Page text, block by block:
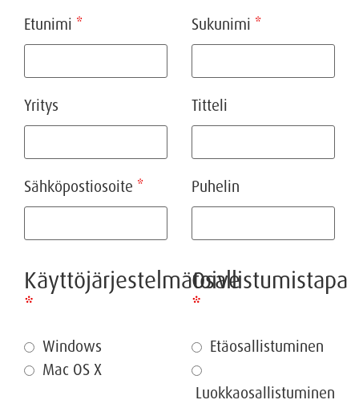
Etunimi * Sukunimi *
Yritys Titteli
Sähköpostiosoite * Puhelin
Käyttöjärjestelmätoive
*
Windows
Mac OS X
Osallistumistapa
*
Etäosallistuminen
Luokkaosallistuminen